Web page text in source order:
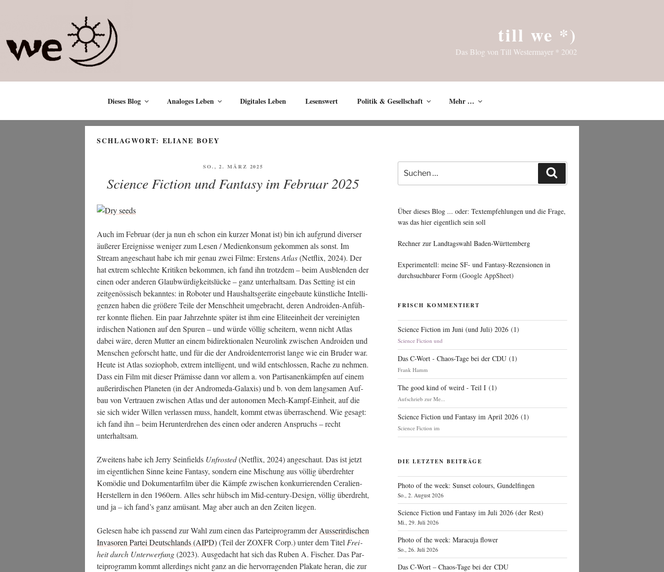
till we *)
Das Blog von Till Westermayer * 2002
Dieses Blog Analoges Leben Digitales Leben Lesenswert Politik & Gesellschaft Mehr …
SCHLAGWORT: ELIANE BOEY
VERÖFFENTLICHT
SO., 2. MÄRZ 2025
Science Fiction und Fantasy im Februar 2025
Auch im Febru­ar (der ja nun eh schon ein kur­zer Monat ist) bin ich auf­grund diver­ser
äuße­rer Ereig­nis­se weni­ger zum Lesen / Medi­en­kon­sum gekom­men als sonst. Im
Stream ange­schaut habe ich mir genau zwei Fil­me: Ers­tensAtlas(Net­flix, 2024). Der
hat extrem schlech­te Kri­ti­ken bekom­men, ich fand ihn trotz­dem – beim Aus­blen­den der
einen oder ande­ren Glaub­wür­dig­keits­lü­cke – ganz unter­halt­sam. Das Set­ting ist ein
zeit­ge­nös­sisch bekann­tes: in Robo­ter und Haus­halts­ge­rä­te ein­ge­bau­te künst­li­che Intel­li­
gen­zen haben die grö­ße­re Tei­le der Mensch­heit umge­bracht, deren Andro­iden-Anfüh­
rer konn­te flie­hen. Ein paar Jahr­zehn­te spä­ter ist ihm eine Eli­te­ein­heit der ver­ei­nig­ten
irdi­schen Natio­nen auf den Spu­ren – und wür­de völ­lig schei­tern, wenn nicht Atlas
dabei wäre, deren Mut­ter an einem bidi­rek­tio­na­len Neu­ro­link zwi­schen Andro­iden und
Men­schen geforscht hat­te, und für die der Andro­iden­ter­ro­rist lan­ge wie ein Bru­der war.
Heu­te ist Atlas sozio­phob, extrem intel­li­gent, und wild ent­schlos­sen, Rache zu neh­men.
Dass ein Film mit die­ser Prä­mis­se dann vor allem a. von Par­ti­sa­nen­kämp­fen auf einem
außer­ir­di­schen Pla­ne­ten (in der Andro­me­da-Gala­xis) und b. von dem lang­sa­men Auf­
bau von Ver­trau­en zwi­schen Atlas und der auto­no­men Mech-Kampf-Ein­heit, auf die
sie sich wider Wil­len ver­las­sen muss, han­delt, kommt etwas über­ra­schend. Wie gesagt:
ich fand ihn – beim Her­un­ter­dre­hen des einen oder ande­ren Anspruchs – recht
unterhaltsam.
Zwei­tens habe ich Jer­ry Sein­fields Unfros­ted(Net­flix, 2024) ange­schaut. Das ist jetzt
im eigent­li­chen Sin­ne kei­ne Fan­ta­sy, son­dern eine Mischung aus völ­lig über­dreh­ter
Komö­die und Doku­men­tar­film über die Kämp­fe zwi­schen kon­kur­rie­ren­den Cera­li­en-
Her­stel­lern in den 1960ern. Alles sehr hübsch im Mid-cen­tu­ry-Design, völ­lig über­dreht,
und ja – ich fand’s ganz amü­sant. Mag aber auch an den Zei­ten liegen.
Gele­sen habe ich pas­send zur Wahl zum einen das Par­tei­pro­gramm derAus­ser­ir­di­schen
Inva­so­ren Par­tei Deutsch­lands (AIPD)(Teil der ZOXFR Corp.) unter dem Titel Frei­
heit durch Unter­wer­fung(2023). Aus­ge­dacht hat sich das Ruben A. Fischer. Das Par­
tei­pro­gramm kommt aller­dings nicht ganz an die her­vor­ra­gen­den Pla­ka­te her­an, die zur
Suche
nach:
Über dieses Blog ... oder: Textempfehlungen und die Frage,
was das hier eigentlich sein soll
Rechner zur Landtagswahl Baden-Württemberg
Experimentell: meine SF- und Fantasy-Rezensionen in
durchsuchbarer Form (Google AppSheet)
FRISCH KOMMENTIERT
Science Fiction im Juni (und Juli) 2026 (1)
Science Fiction und
Das C-Wort - Chaos-Tage bei der CDU (1)
Frank Hamm
The good kind of weird - Teil I (1)
Aufschrieb zur Me...
Science Fiction und Fantasy im April 2026 (1)
Science Fiction im
DIE LETZTEN BEITRÄGE
Photo of the week: Sunset colours, Gundelfingen
So., 2. August 2026
Science Fiction und Fantasy im Juli 2026 (der Rest)
Mi., 29. Juli 2026
Photo of the week: Maracuja flower
So., 26. Juli 2026
Das C‑Wort – Chaos-Tage bei der CDU